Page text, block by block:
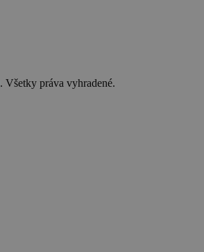
. Všetky práva vyhradené.